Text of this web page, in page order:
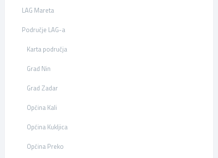
LAG Mareta
Područje LAG-a
Karta područja
Grad Nin
Grad Zadar
Općina Kali
Općina Kukljica
Općina Preko